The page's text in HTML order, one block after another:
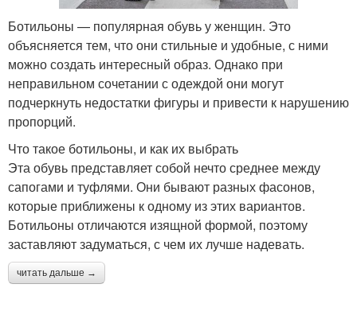
Ботильоны — популярная обувь у женщин. Это
объясняется тем, что они стильные и удобные, с ними
можно создать интересный образ. Однако при
неправильном сочетании с одеждой они могут
подчеркнуть недостатки фигуры и привести к нарушению
пропорций.
Что такое ботильоны, и как их выбрать
Эта обувь представляет собой нечто среднее между
сапогами и туфлями. Они бывают разных фасонов,
которые приближены к одному из этих вариантов.
Ботильоны отличаются изящной формой, поэтому
заставляют задуматься, с чем их лучше надевать.
читать дальше →